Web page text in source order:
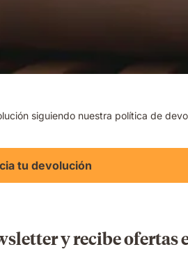
siguiendo nuestra política de
tu devolución
y recibe ofertas